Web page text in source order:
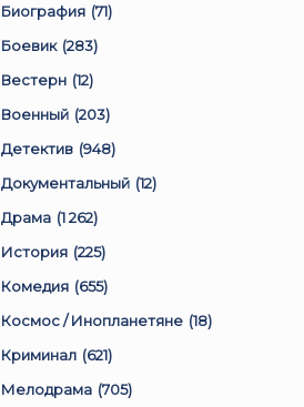
Биография (71)
Боевик (283)
Вестерн (12)
Военный (203)
Детектив (948)
Документальный (12)
Драма (1 262)
История (225)
Комедия (655)
Космос / Инопланетяне (18)
Криминал (621)
Мелодрама (705)